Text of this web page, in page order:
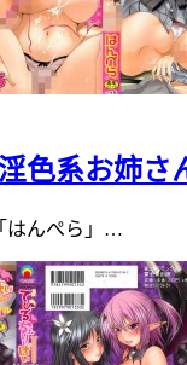
色系お姉
はんぺら」…